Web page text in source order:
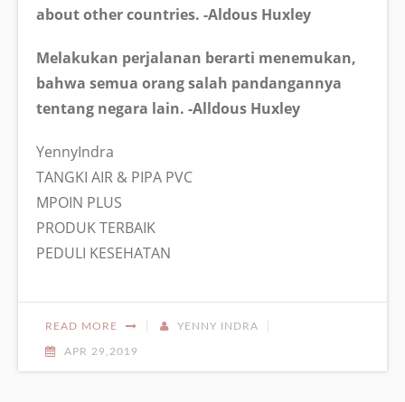
about other countries. -Aldous Huxley
Melakukan perjalanan berarti menemukan,
bahwa semua orang salah pandangannya
tentang negara lain. -Alldous Huxley
YennyIndra
TANGKI AIR & PIPA PVC
MPOIN PLUS
PRODUK TERBAIK
PEDULI KESEHATAN
READ MORE YENNY INDRA
APR 29,2019